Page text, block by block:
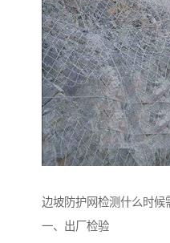
边坡防护网检测什么时候
一、出厂检验